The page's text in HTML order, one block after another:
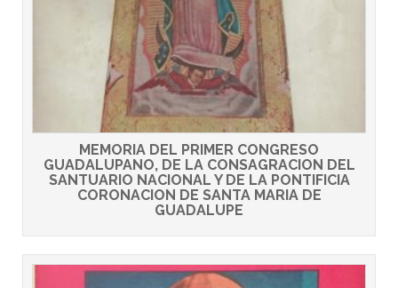
MEMORIA DEL PRIMER CONGRESO
GUADALUPANO, DE LA CONSAGRACION DEL
SANTUARIO NACIONAL Y DE LA PONTIFICIA
CORONACION DE SANTA MARIA DE
GUADALUPE